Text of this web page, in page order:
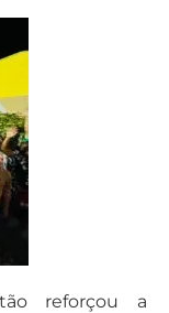
reforçou a